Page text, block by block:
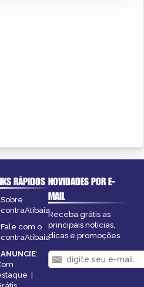
RÁPIDOS
Sobre
Fale com o
ANUNCIE:
|
NOVIDADES POR E-
MAIL
Receba grátis as
principais notícias,
dicas e promoções